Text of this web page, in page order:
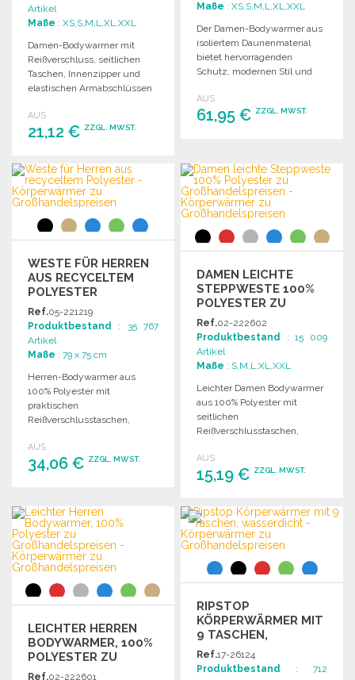
Artikel
Maße : XS,S,M,L,XL,XXL
Damen-Bodywarmer mit
Reißverschluss, seitlichen
Taschen, Innenzipper und
elastischen Armabschlüssen
Schutz.
AUS
21,12 € ZZGL. MWST.
BESTELLEN
Angebot anfordern
Maße : XS,S,M,L,XL,XXL
Der Damen-Bodywarmer aus
isoliertem Daunenmaterial
bietet hervorragenden
Schutz, modernen Stil und
Komfort und Funktionalität.
AUS
61,95 € ZZGL. MWST.
Angebot anfordern
WESTE FÜR HERREN
AUS RECYCELTEM
POLYESTER
Ref.05-221219
Produktbestand : 35 767
Artikel
Maße : 79 x 75 cm
Herren-Bodywarmer aus
100% Polyester mit
praktischen
Reißverschlusstaschen,
und raffinierter Verarbeitung.
Ideal für kühle Tage.
AUS
34,06 € ZZGL. MWST.
Angebot anfordern
DAMEN LEICHTE
STEPPWESTE 100%
POLYESTER ZU
GROSSHANDELSPREISEN
Ref.02-222602
Produktbestand : 15 009
Artikel
Maße : S,M,L,XL,XXL
Leichter Damen Bodywarmer
aus 100% Polyester mit
seitlichen
Reißverschlusstaschen,
Abschlüssen. Inklusive
Tragetasche.
AUS
15,19 € ZZGL. MWST.
BESTELLEN
Angebot anfordern
LEICHTER HERREN
BODYWARMER, 100%
POLYESTER ZU
GROSSHANDELSPREISEN
Ref.02-222601
RIPSTOP
KÖRPERWÄRMER MIT
9 TASCHEN,
WASSERDICHT
Ref.17-26124
Produktbestand : 712